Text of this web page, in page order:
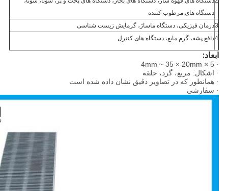
دستگاه های مرطوب کننده
3درمان فیزیکی، دستگاه ماساژ، گرمایش زیست شناسی
4دافع پشه، گرم مایع، دستگاه های کنترل
ابعاد:
·
· اشکال: مربع، گرد، حلقه
· همانطور که در تصاویر دقیق نشان داده شده است
· سفارشی